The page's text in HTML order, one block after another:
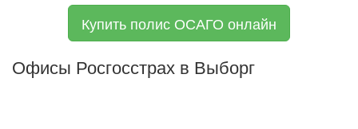
Купить полис ОСАГО онлайн
Офисы Росгосстрах в Выборг